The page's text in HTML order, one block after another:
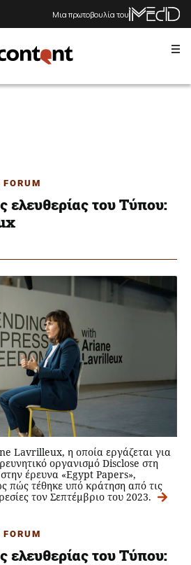
Μια πρωτοβουλία του
ελευθερίας του Τύπου:
Lavrilleux, η οποία εργάζεται για
οργανισμό Disclose στη
έρευνα «Egypt Papers»,
πώς τέθηκε υπό κράτηση από τις
τον Σεπτέμβριο του 2023.
ελευθερίας του Τύπου: